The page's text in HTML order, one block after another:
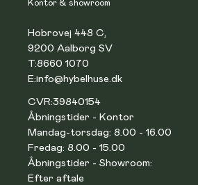
Kontor & showroom
Hobrovej 448 C,
9200 Aalborg SV
T:8660 1070
E:info@hybelhuse.dk
CVR:39840154
Åbningstider - Kontor
Mandag-torsdag: 8.00 - 16.00
Fredag: 8.00 - 15.00
Åbningstider - Showroom:
Efter aftale